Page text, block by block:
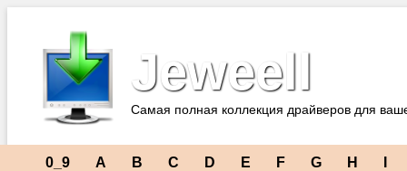
Jeweell
Самая полная коллекция драйверов для
0_9 A B C D E F G H